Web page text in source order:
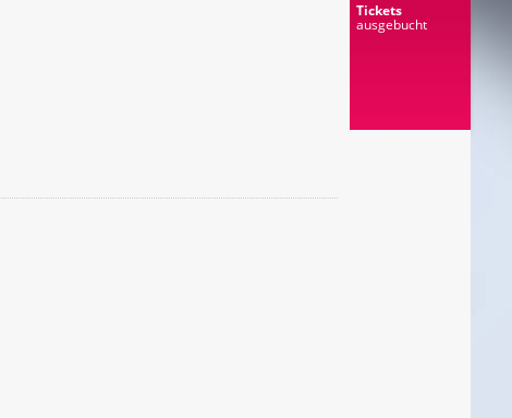
Tickets
ausgebucht